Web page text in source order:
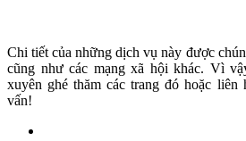
Chi tiết của những dịch vụ này được
cũng như các mạng xã hội khác. Vì
xuyên ghé thăm các trang đó hoặc
vấn!